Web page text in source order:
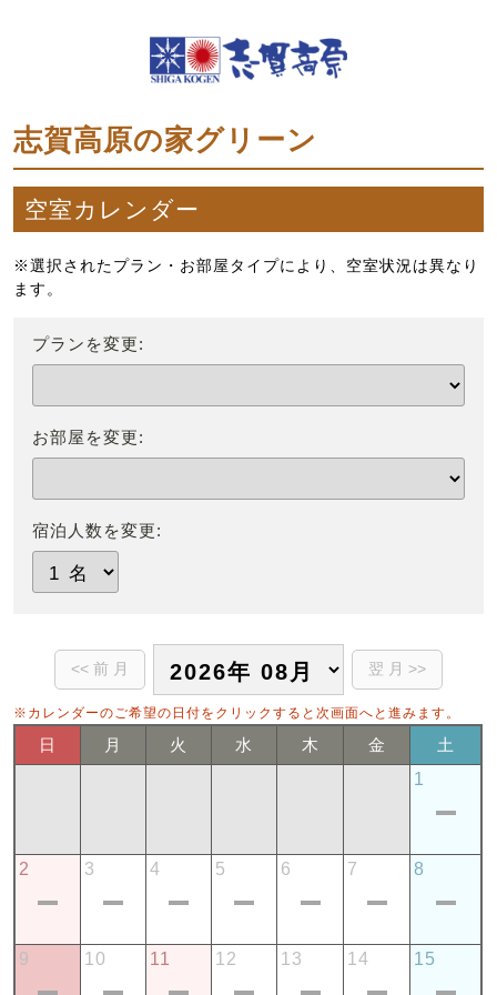
志賀高原の家グリーン
空室カレンダー
※選択されたプラン・お部屋タイプにより、空室状況は異なり
ます。
プランを変更:
お部屋を変更:
宿泊人数を変更:
※カレンダーのご希望の日付をクリックすると次画面へと進みます。
日 月 火 水 木 金
土
1
2 3 4 5 6 7 8
9 10 11 12 13 14 15